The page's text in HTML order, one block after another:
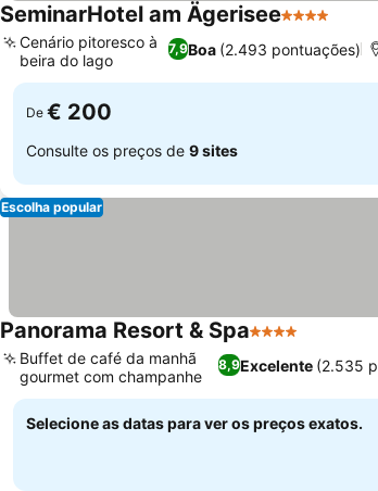
SeminarHotel am Ägerisee4 Estrelas
7,9Boa (2.493 pontuações)
Cenário pitoresco à
beira do lago
De € 200
Consulte os preços de 9 sites
Escolha popular
Panorama Resort & Spa4 Estrelas
8,9Excelente (2.535
Buffet de café da manhã
gourmet com champanhe
Selecione as datas para ver os preços exatos.